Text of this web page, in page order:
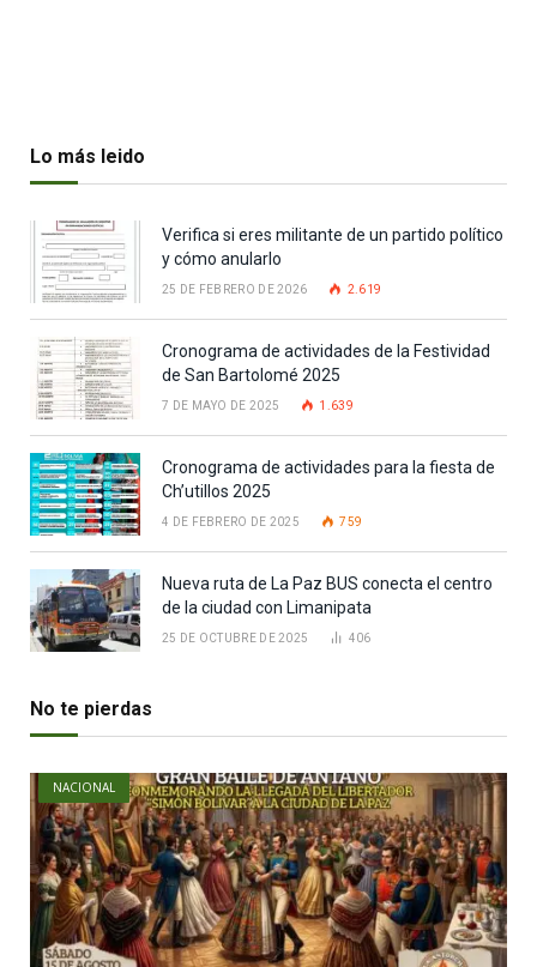
Lo más leido
Verifica si eres militante de un partido político
y cómo anularlo
25 DE FEBRERO DE 2026 2.619
Cronograma de actividades de la Festividad
de San Bartolomé 2025
7 DE MAYO DE 2025 1.639
Cronograma de actividades para la fiesta de
Ch’utillos 2025
4 DE FEBRERO DE 2025 759
Nueva ruta de La Paz BUS conecta el centro
de la ciudad con Limanipata
25 DE OCTUBRE DE 2025 406
No te pierdas
NACIONAL